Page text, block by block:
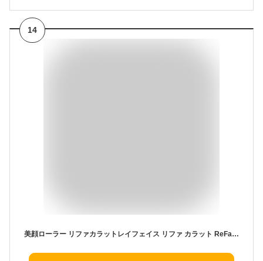
14
美顔ローラー リファカラットレイフェイス リファ カラット ReFa CARAT RAY FACE MTG 美顔器 美容 ローラー コロコロ フェイス フェイスライン ギフト プレゼント クリスマス ブラックフライデー R25D03